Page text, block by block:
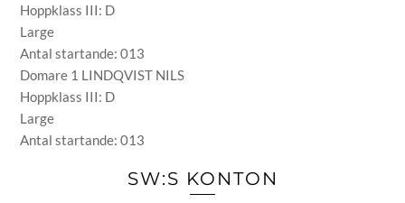
Hoppklass III: D
Large
Antal startande: 013
Domare 1 LINDQVIST NILS
Hoppklass III: D
Large
Antal startande: 013
SW:S KONTON